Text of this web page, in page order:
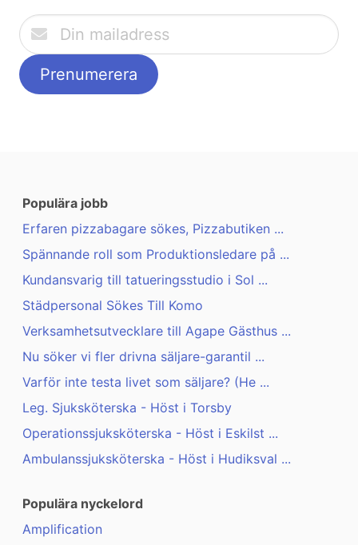
Populära jobb
Erfaren pizzabagare sökes, Pizzabutiken ...
Spännande roll som Produktionsledare på ...
Kundansvarig till tatueringsstudio i Sol ...
Städpersonal Sökes Till Komo
Verksamhetsutvecklare till Agape Gästhus ...
Nu söker vi fler drivna säljare-garantil ...
Varför inte testa livet som säljare? (He ...
Leg. Sjuksköterska - Höst i Torsby
Operationssjuksköterska - Höst i Eskilst ...
Ambulanssjuksköterska - Höst i Hudiksval ...
Populära nyckelord
Amplification